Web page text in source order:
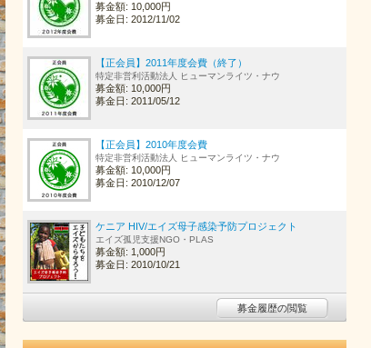
募金額: 10,000円
募金日: 2012/11/02
【正会員】2011年度会費（終了）
特定非営利活動法人 ヒューマンライツ・ナウ
募金額: 10,000円
募金日: 2011/05/12
【正会員】2010年度会費
特定非営利活動法人 ヒューマンライツ・ナウ
募金額: 10,000円
募金日: 2010/12/07
ケニア HIV/エイズ母子感染予防プロジェクト
エイズ孤児支援NGO・PLAS
募金額: 1,000円
募金日: 2010/10/21
募金履歴の閲覧